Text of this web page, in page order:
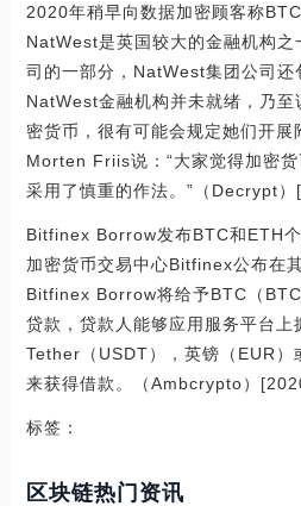
2020年稍早向数据加密顾客称
NatWest是英国较大的金融机构
司的一部分，NatWest集团公司还
NatWest金融机构并未就绪，乃至
密货币，很有可能会规定她们开展
Morten Friis说：“大家觉得加密
采用了慎重的作法。”（Decrypt
Bitfinex Borrow发布BTC和ETH
加密货币交易中心Bitfinex公布在
Bitfinex Borrow将给予BTC（
贷款，贷款人能够应用服务平台上
Tether（USDT），英镑（EUR）
来获得借款。（Ambcrypto）
标签：
区块链热门资讯